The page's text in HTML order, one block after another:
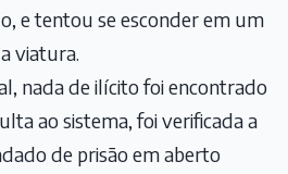
e tentou se esconder em um
viatura.
nada de ilícito foi encontrado
ao sistema, foi verificada a
de prisão em aberto